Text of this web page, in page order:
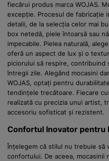
fiecărui produs marca WOJAS.
excepție. Procesul de fabricație
detalii, de la selecția celor mai
box netedă, piele întoarsă sau
impecabile. Pielea naturală,
oferă un aspect de lux și o
piciorului să respire,
întregii zile. Alegând mocasini
WOJAS, optați pentru
tendințele trecătoare. Fiecare
realizată cu precizia unui artist,
accesoriu sofisticat și rezistent.
Confortul Inovator pentru
Înțelegem că stilul nu trebuie să
confortului. De aceea,